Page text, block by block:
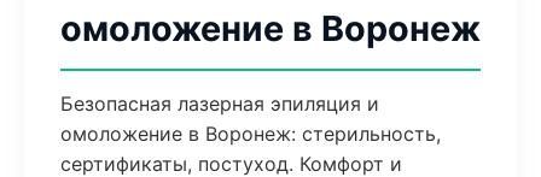
омоложение в Воронеж
Безопасная лазерная эпиляция и
омоложение в Воронеж: стерильность,
сертификаты, постуход. Комфорт и